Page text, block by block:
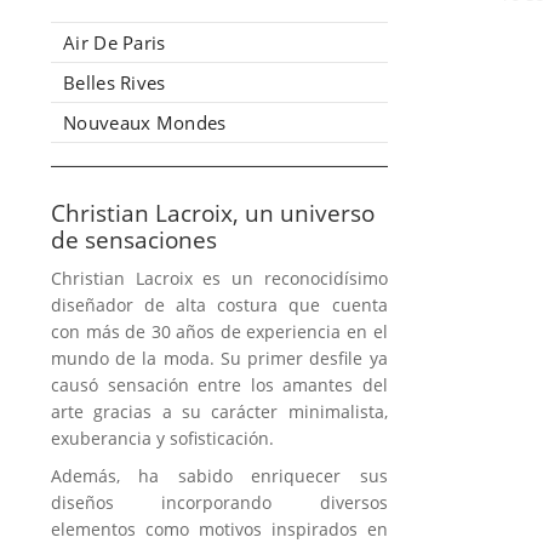
Air De Paris
Belles Rives
Nouveaux Mondes
Christian Lacroix, un universo
de sensaciones
Christian Lacroix es un reconocidísimo
diseñador de alta costura que cuenta
con más de 30 años de experiencia en el
mundo de la moda. Su primer desfile ya
causó sensación entre los amantes del
arte gracias a su carácter minimalista,
exuberancia y sofisticación.
Además, ha sabido enriquecer sus
diseños incorporando diversos
elementos como motivos inspirados en